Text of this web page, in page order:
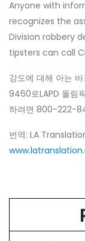
Anyone with
recognizes the
Division robbery
tipsters can call
강도에 대해 아는
9460로LAPD 올림
하려면 800-222-
번역: LA